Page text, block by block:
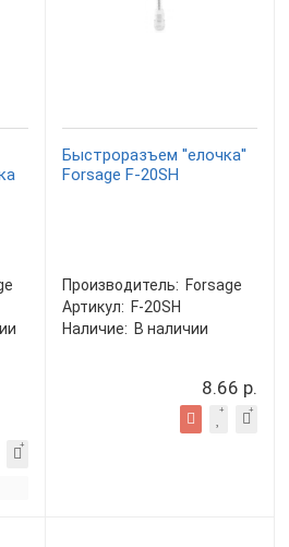
Быстроразъем ''елочка''
Forsage F-20SH
Производитель: Forsage
Артикул: F-20SH
Наличие: В наличии
8.66 р.